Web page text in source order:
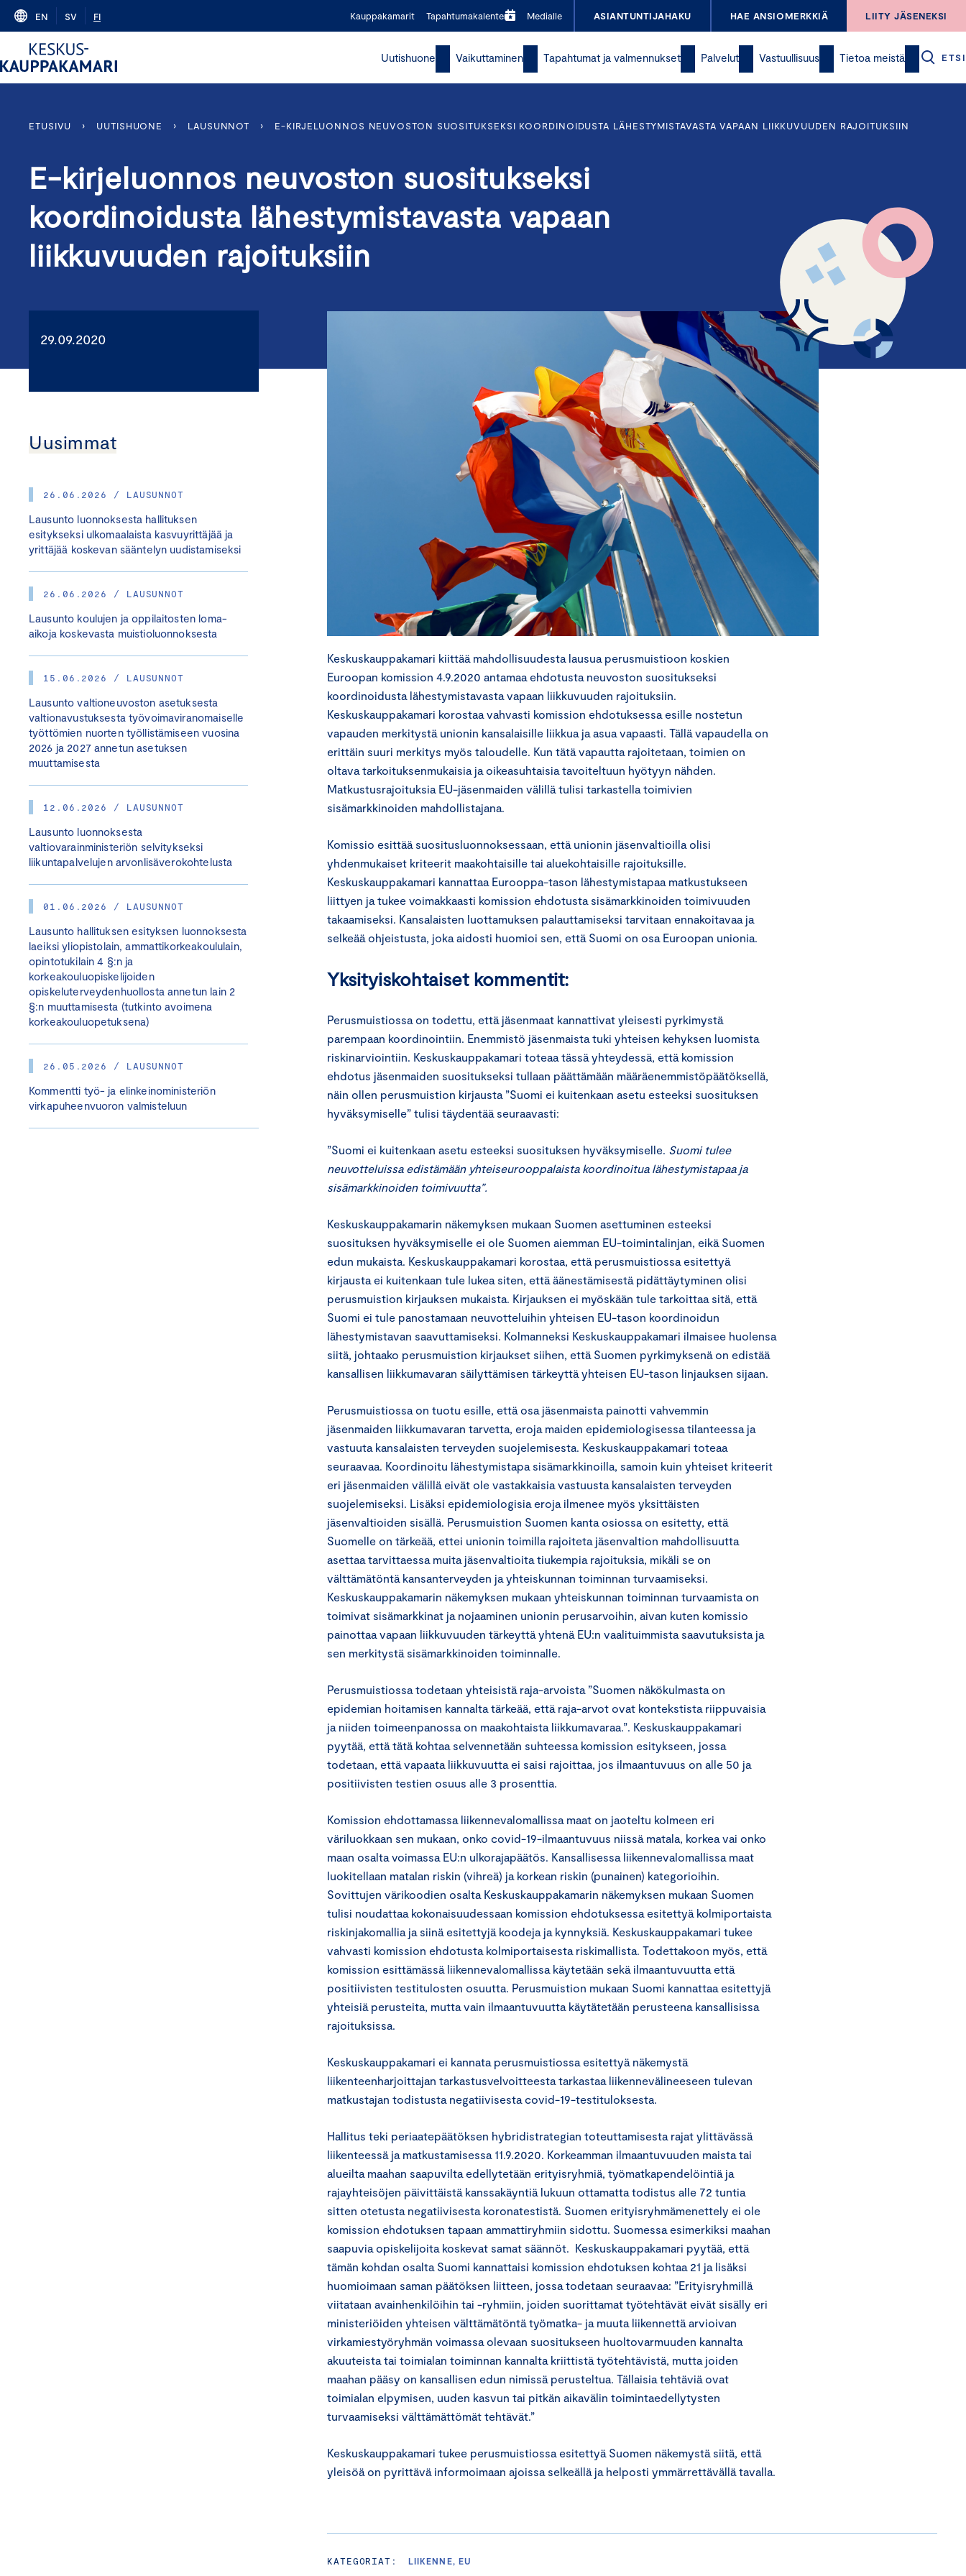
Skip
content
EN SV FI Kauppakamarit Tapahtumakalenteri Medialle ASIANTUNTIJAHAKU HAE ANSIOMERKKIÄ LIITY JÄSENEKSI
Uutishuone Vaikuttaminen Tapahtumat ja valmennukset Palvelut Vastuullisuus Tietoa meistä ETSI
ETUSIVU › UUTISHUONE › LAUSUNNOT › E-KIRJELUONNOS NEUVOSTON SUOSITUKSEKSI KOORDINOIDUSTA LÄHESTYMISTAVASTA VAPAAN LIIKKUVUUDEN RAJOITUKSIIN
E-kirjeluonnos neuvoston suositukseksi
koordinoidusta lähestymistavasta vapaan
liikkuvuuden rajoituksiin
29.09.2020
Uusimmat
26.06.2026 / LAUSUNNOT
Lausunto luonnoksesta hallituksen
esitykseksi ulkomaalaista kasvuyrittäjää ja
yrittäjää koskevan sääntelyn uudistamiseksi
26.06.2026 / LAUSUNNOT
Lausunto koulujen ja oppilaitosten loma-
aikoja koskevasta muistioluonnoksesta
15.06.2026 / LAUSUNNOT
Lausunto valtioneuvoston asetuksesta
valtionavustuksesta työvoimaviranomaiselle
työttömien nuorten työllistämiseen vuosina
2026 ja 2027 annetun asetuksen
muuttamisesta
12.06.2026 / LAUSUNNOT
Lausunto luonnoksesta
valtiovarainministeriön selvitykseksi
liikuntapalvelujen arvonlisäverokohtelusta
01.06.2026 / LAUSUNNOT
Lausunto hallituksen esityksen luonnoksesta
laeiksi yliopistolain, ammattikorkeakoululain,
opintotukilain 4 §:n ja
korkeakouluopiskelijoiden
opiskeluterveydenhuollosta annetun lain 2
§:n muuttamisesta (tutkinto avoimena
korkeakouluopetuksena)
26.05.2026 / LAUSUNNOT
Kommentti työ- ja elinkeinoministeriön
virkapuheenvuoron valmisteluun
Keskuskauppakamari kiittää mahdollisuudesta lausua perusmuistioon koskien
Euroopan komission 4.9.2020 antamaa ehdotusta neuvoston suositukseksi
koordinoidusta lähestymistavasta vapaan liikkuvuuden rajoituksiin.
Keskuskauppakamari korostaa vahvasti komission ehdotuksessa esille nostetun
vapauden merkitystä unionin kansalaisille liikkua ja asua vapaasti. Tällä vapaudella on
erittäin suuri merkitys myös taloudelle. Kun tätä vapautta rajoitetaan, toimien on
oltava tarkoituksenmukaisia ja oikeasuhtaisia tavoiteltuun hyötyyn nähden.
Matkustusrajoituksia EU-jäsenmaiden välillä tulisi tarkastella toimivien
sisämarkkinoiden mahdollistajana.
Komissio esittää suositusluonnoksessaan, että unionin jäsenvaltioilla olisi
yhdenmukaiset kriteerit maakohtaisille tai aluekohtaisille rajoituksille.
Keskuskauppakamari kannattaa Eurooppa-tason lähestymistapaa matkustukseen
liittyen ja tukee voimakkaasti komission ehdotusta sisämarkkinoiden toimivuuden
takaamiseksi. Kansalaisten luottamuksen palauttamiseksi tarvitaan ennakoitavaa ja
selkeää ohjeistusta, joka aidosti huomioi sen, että Suomi on osa Euroopan unionia.
Yksityiskohtaiset kommentit:
Perusmuistiossa on todettu, että jäsenmaat kannattivat yleisesti pyrkimystä
parempaan koordinointiin. Enemmistö jäsenmaista tuki yhteisen kehyksen luomista
riskinarviointiin. Keskuskauppakamari toteaa tässä yhteydessä, että komission
ehdotus jäsenmaiden suositukseksi tullaan päättämään määräenemmistöpäätöksellä,
näin ollen perusmuistion kirjausta ”Suomi ei kuitenkaan asetu esteeksi suosituksen
hyväksymiselle” tulisi täydentää seuraavasti:
”Suomi ei kuitenkaan asetu esteeksi suosituksen hyväksymiselle. Suomi tulee
neuvotteluissa edistämään yhteiseurooppalaista koordinoitua lähestymistapaa ja
sisämarkkinoiden toimivuutta”.
Keskuskauppakamarin näkemyksen mukaan Suomen asettuminen esteeksi
suosituksen hyväksymiselle ei ole Suomen aiemman EU-toimintalinjan, eikä Suomen
edun mukaista. Keskuskauppakamari korostaa, että perusmuistiossa esitettyä
kirjausta ei kuitenkaan tule lukea siten, että äänestämisestä pidättäytyminen olisi
perusmuistion kirjauksen mukaista. Kirjauksen ei myöskään tule tarkoittaa sitä, että
Suomi ei tule panostamaan neuvotteluihin yhteisen EU-tason koordinoidun
lähestymistavan saavuttamiseksi. Kolmanneksi Keskuskauppakamari ilmaisee huolensa
siitä, johtaako perusmuistion kirjaukset siihen, että Suomen pyrkimyksenä on edistää
kansallisen liikkumavaran säilyttämisen tärkeyttä yhteisen EU-tason linjauksen sijaan.
Perusmuistiossa on tuotu esille, että osa jäsenmaista painotti vahvemmin
jäsenmaiden liikkumavaran tarvetta, eroja maiden epidemiologisessa tilanteessa ja
vastuuta kansalaisten terveyden suojelemisesta. Keskuskauppakamari toteaa
seuraavaa. Koordinoitu lähestymistapa sisämarkkinoilla, samoin kuin yhteiset kriteerit
eri jäsenmaiden välillä eivät ole vastakkaisia vastuusta kansalaisten terveyden
suojelemiseksi. Lisäksi epidemiologisia eroja ilmenee myös yksittäisten
jäsenvaltioiden sisällä. Perusmuistion Suomen kanta osiossa on esitetty, että
Suomelle on tärkeää, ettei unionin toimilla rajoiteta jäsenvaltion mahdollisuutta
asettaa tarvittaessa muita jäsenvaltioita tiukempia rajoituksia, mikäli se on
välttämätöntä kansanterveyden ja yhteiskunnan toiminnan turvaamiseksi.
Keskuskauppakamarin näkemyksen mukaan yhteiskunnan toiminnan turvaamista on
toimivat sisämarkkinat ja nojaaminen unionin perusarvoihin, aivan kuten komissio
painottaa vapaan liikkuvuuden tärkeyttä yhtenä EU:n vaalituimmista saavutuksista ja
sen merkitystä sisämarkkinoiden toiminnalle.
Perusmuistiossa todetaan yhteisistä raja-arvoista ”Suomen näkökulmasta on
epidemian hoitamisen kannalta tärkeää, että raja-arvot ovat kontekstista riippuvaisia
ja niiden toimeenpanossa on maakohtaista liikkumavaraa.”. Keskuskauppakamari
pyytää, että tätä kohtaa selvennetään suhteessa komission esitykseen, jossa
todetaan, että vapaata liikkuvuutta ei saisi rajoittaa, jos ilmaantuvuus on alle 50 ja
positiivisten testien osuus alle 3 prosenttia.
Komission ehdottamassa liikennevalomallissa maat on jaoteltu kolmeen eri
väriluokkaan sen mukaan, onko covid-19-ilmaantuvuus niissä matala, korkea vai onko
maan osalta voimassa EU:n ulkorajapäätös. Kansallisessa liikennevalomallissa maat
luokitellaan matalan riskin (vihreä) ja korkean riskin (punainen) kategorioihin.
Sovittujen värikoodien osalta Keskuskauppakamarin näkemyksen mukaan Suomen
tulisi noudattaa kokonaisuudessaan komission ehdotuksessa esitettyä kolmiportaista
riskinjakomallia ja siinä esitettyjä koodeja ja kynnyksiä. Keskuskauppakamari tukee
vahvasti komission ehdotusta kolmiportaisesta riskimallista. Todettakoon myös, että
komission esittämässä liikennevalomallissa käytetään sekä ilmaantuvuutta että
positiivisten testitulosten osuutta. Perusmuistion mukaan Suomi kannattaa esitettyjä
yhteisiä perusteita, mutta vain ilmaantuvuutta käytätetään perusteena kansallisissa
rajoituksissa.
Keskuskauppakamari ei kannata perusmuistiossa esitettyä näkemystä
liikenteenharjoittajan tarkastusvelvoitteesta tarkastaa liikennevälineeseen tulevan
matkustajan todistusta negatiivisesta covid-19-testituloksesta.
Hallitus teki periaatepäätöksen hybridistrategian toteuttamisesta rajat ylittävässä
liikenteessä ja matkustamisessa 11.9.2020. Korkeamman ilmaantuvuuden maista tai
alueilta maahan saapuvilta edellytetään erityisryhmiä, työmatkapendelöintiä ja
rajayhteisöjen päivittäistä kanssakäyntiä lukuun ottamatta todistus alle 72 tuntia
sitten otetusta negatiivisesta koronatestistä. Suomen erityisryhmämenettely ei ole
komission ehdotuksen tapaan ammattiryhmiin sidottu. Suomessa esimerkiksi maahan
saapuvia opiskelijoita koskevat samat säännöt. Keskuskauppakamari pyytää, että
tämän kohdan osalta Suomi kannattaisi komission ehdotuksen kohtaa 21 ja lisäksi
huomioimaan saman päätöksen liitteen, jossa todetaan seuraavaa: ”Erityisryhmillä
viitataan avainhenkilöihin tai -ryhmiin, joiden suorittamat työtehtävät eivät sisälly eri
ministeriöiden yhteisen välttämätöntä työmatka- ja muuta liikennettä arvioivan
virkamiestyöryhmän voimassa olevaan suositukseen huoltovarmuuden kannalta
akuuteista tai toimialan toiminnan kannalta kriittistä työtehtävistä, mutta joiden
maahan pääsy on kansallisen edun nimissä perusteltua. Tällaisia tehtäviä ovat
toimialan elpymisen, uuden kasvun tai pitkän aikavälin toimintaedellytysten
turvaamiseksi välttämättömät tehtävät.”
Keskuskauppakamari tukee perusmuistiossa esitettyä Suomen näkemystä siitä, että
yleisöä on pyrittävä informoimaan ajoissa selkeällä ja helposti ymmärrettävällä tavalla.
KATEGORIAT: LIIKENNE, EU